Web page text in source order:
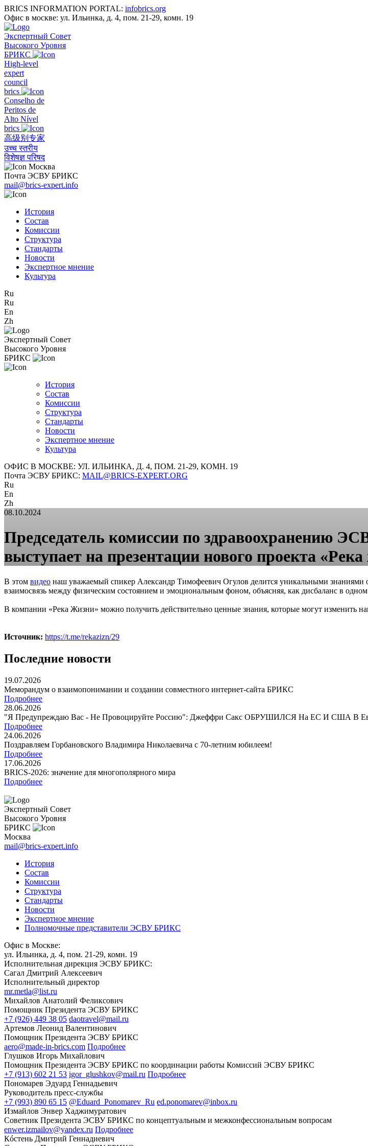
BRICS INFORMATION PORTAL: infobrics.org
Офис в москве: ул. Ильинка, д. 4, пом. 21-29, комн. 19
Экспертный Совет
Высокого Уровня
БРИКС
High-level
expert
council
brics
Conselho de
Peritos de
Alto Nível
brics
高级别专家
उच्च स्तरीय
विशेषज्ञ परिषद
Москва
Почта ЭСВУ БРИКС
mail@brics-expert.info
История
Состав
Комиссии
Структура
Стандарты
Новости
Экспертное мнение
Культура
Ru
Ru
En
Zh
Экспертный Совет
Высокого Уровня
БРИКС
История
Состав
Комиссии
Структура
Стандарты
Новости
Экспертное мнение
Культура
ОФИС В МОСКВЕ: УЛ. ИЛЬИНКА, Д. 4, ПОМ. 21-29, КОМН. 19
Почта ЭСВУ БРИКС: MAIL@BRICS-EXPERT.ORG
Ru
En
Zh
08.10.2024
Председатель комиссии по здравоохранению
выступает на презентации нового проекта
В этом видео наш уважаемый спикер Александр Тимофеевич Огулов делится уникальными
взаимосвязь между физическим состоянием и эмоциональным фоном, объясняя, как дисбаланс в
В компании «Река Жизни» можно получить действительно ценные знания, которые могут изменить
Источник: https://t.me/rekazizn/29
Последние новости
19.07.2026
Меморандум о взаимопонимании и создании совместного интернет-сайта БРИКС
Подробнее
28.06.2026
"Я Предупреждаю Вас - Не Провоцируйте Россию": Джеффри Сакс ОБРУШИЛСЯ На ЕС И США В
Подробнее
24.06.2026
Поздравляем Горбановского Владимира Николаевича с 70-летним юбилеем!
Подробнее
17.06.2026
BRICS-2026: значение для многополярного мира
Подробнее
Экспертный Совет
Высокого Уровня
БРИКС
Москва
mail@brics-expert.info
История
Состав
Комиссии
Структура
Стандарты
Новости
Экспертное мнение
Полномочные представители ЭСВУ БРИКС
Офис в Москве:
ул. Ильинка, д. 4, пом. 21-29, комн. 19
Исполнительная дирекция ЭСВУ БРИКС:
Сагал Дмитрий Алексеевич
Исполнительный директор
mr.metla@list.ru
Михайлов Анатолий Феликсович
Помощник Президента ЭСВУ БРИКС
+7 (926) 449 38 05 daotravel@mail.ru
Артемов Леонид Валентинович
Помощник Президента ЭСВУ БРИКС
aero@made-in-brics.com Подробнее
Глушков Игорь Михайлович
Помощник Президента ЭСВУ БРИКС по координации работы Комиссий ЭСВУ БРИКС
+7 (913) 602 21 53 igor_glushkov@mail.ru Подробнее
Пономарев Эдуард Геннадьевич
Руководитель пресс-службы
+7 (993) 890 65 15 @Eduard_Ponomarev_Ru ed.ponomarev@inbox.ru
Измайлов Энвер Хаджимуратович
Советник Президента ЭСВУ БРИКС по концептуальным и межконфессиональным вопросам
enwer.izmailov@yandex.ru Подробнее
Кóстень Дмитрий Геннадиевич